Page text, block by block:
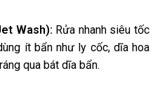
Wash): Rửa nhanh siêu tốc
ít bẩn như ly cốc, dĩa hoa
qua bát dĩa bẩn.